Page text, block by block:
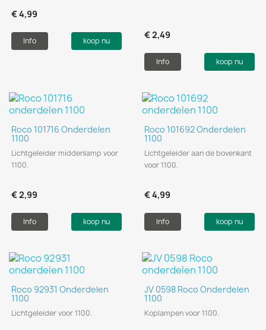
€ 4,99
Info koop nu
€ 2,49
Info koop nu
Roco 101716 Onderdelen
1100
Lichtgeleider middenlamp voor
1100.
€ 2,99
Info koop nu
Roco 101692 Onderdelen
1100
Lichtgeleider aan de bovenkant
voor 1100.
€ 4,99
Info koop nu
Roco 92931 Onderdelen
1100
Lichtgeleider voor 1100.
JV 0598 Roco Onderdelen
1100
Koplampen voor 1100.